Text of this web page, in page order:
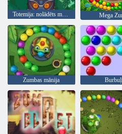
Totemija: nolādēts marmors Mega
Zumbas mānija